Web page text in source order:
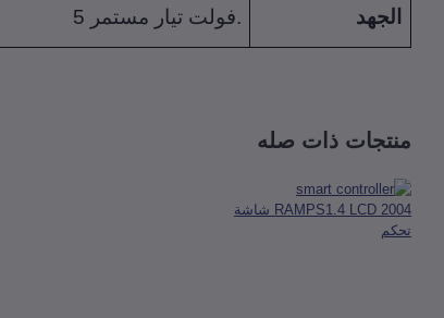
الجهد 5 فولت تيار مستمر.
منتجات ذات صله